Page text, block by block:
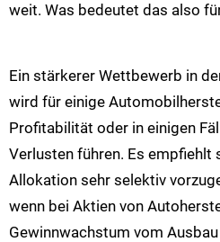
weit. Was bedeutet das also
Ein stärkerer Wettbewerb in
wird für einige
Profitabilität oder in einigen
Verlusten führen. Es empfiehlt
Allokation sehr selektiv
wenn bei Aktien von
Gewinnwachstum vom